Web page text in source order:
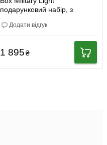
подарунковий набір, з
годинник Besta
Додати відгук
1 895₴